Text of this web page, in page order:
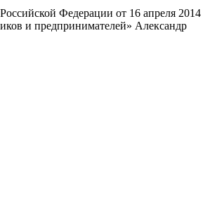
Федерации от 16 апреля 2014
и предпринимателей» Александр